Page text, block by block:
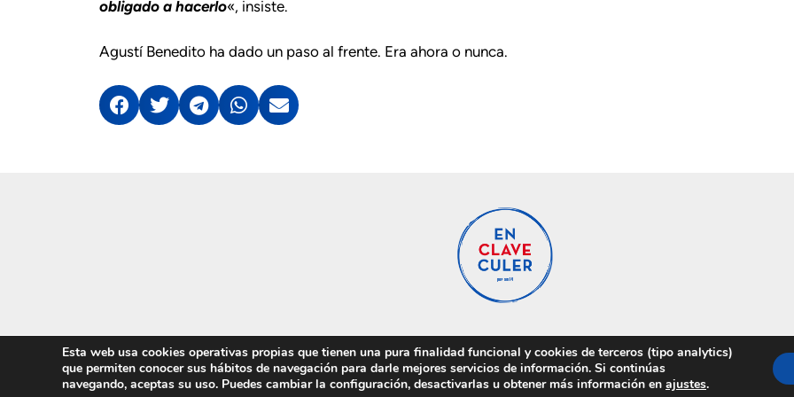
obligado a hacerlo«, insiste.
Agustí Benedito ha dado un paso al frente. Era ahora o nunca.
Esta web usa cookies operativas propias que tienen una pura finalidad funcional y cookies de terceros (tipo analytics)
que permiten conocer sus hábitos de navegación para darle mejores servicios de información. Si continúas
navegando, aceptas su uso. Puedes cambiar la configuración, desactivarlas u obtener más información en ajustes.